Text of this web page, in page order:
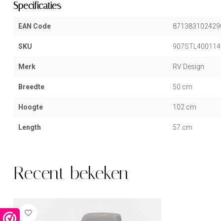
Specificaties
EAN Code
SKU
Merk RV Design
Breedte 50 cm
Hoogte 102 cm
Length 57 cm
Recent bekeken